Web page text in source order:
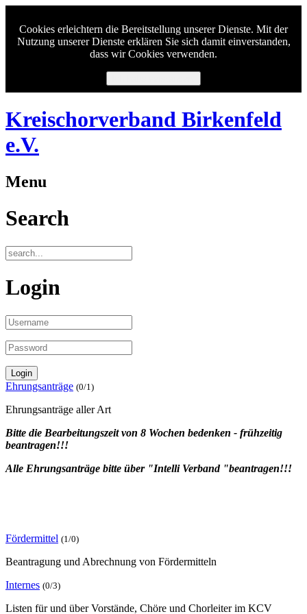
Cookies erleichtern die Bereitstellung unserer Dienste. Mit der
Nutzung unserer Dienste erklären Sie sich damit einverstanden,
dass wir Cookies verwenden.
Kreischorverband Birkenfeld
e.V.
Menu
Search
Login
Ehrungsanträge (0/1)
Ehrungsanträge aller Art
Bitte die Bearbeitungszeit von 8 Wochen bedenken - frühzeitig
beantragen!!!
Alle Ehrungsanträge bitte über "Intelli Verband "beantragen!!!
Fördermittel (1/0)
Beantragung und Abrechnung von Fördermitteln
Internes (0/3)
Listen für und über Vorstände, Chöre und Chorleiter im KCV